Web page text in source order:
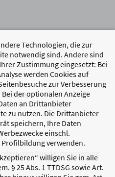
Technologien, die zur
notwendig sind. Andere sind
Zustimmung eingesetzt: Bei
werden Cookies auf
zur Verbesserung
der optionalen Anzeige
an Drittanbieter
zu nutzen. Die Drittanbieter
speichern, Ihre Daten
einschl.
verwenden.
willigen Sie in alle
§ 25 Abs. 1 TTDSG sowie Art.
vom Bundesministerium